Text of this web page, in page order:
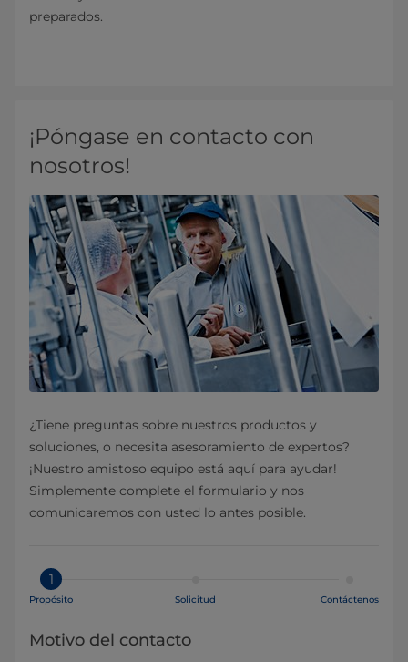
preparados.
¡Póngase en contacto con
nosotros!
¿Tiene preguntas sobre nuestros productos y
soluciones, o necesita asesoramiento de expertos?
¡Nuestro amistoso equipo está aquí para ayudar!
Simplemente complete el formulario y nos
comunicaremos con usted lo antes posible.
1
Propósito Solicitud Contáctenos
Motivo del contacto